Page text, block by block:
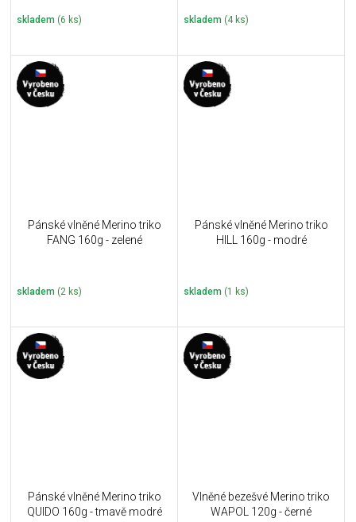
skladem (6 ks) skladem (4 ks)
Pánské vlněné Merino triko
FANG 160g - zelené
skladem (2 ks)
Pánské vlněné Merino triko
HILL 160g - modré
skladem (1 ks)
Pánské vlněné Merino triko
QUIDO 160g - tmavě modré
Vlněné bezešvé Merino triko
WAPOL 120g - černé